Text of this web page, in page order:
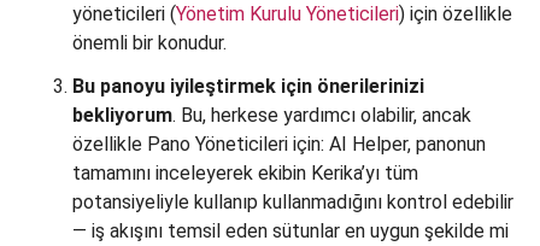
yöneticileri (Yönetim Kurulu Yöneticileri) için özellikle
önemli bir konudur.
Bu panoyu iyileştirmek için önerilerinizi
bekliyorum. Bu, herkese yardımcı olabilir, ancak
özellikle Pano Yöneticileri için: AI Helper, panonun
tamamını inceleyerek ekibin Kerika’yı tüm
potansiyeliyle kullanıp kullanmadığını kontrol edebilir
— iş akışını temsil eden sütunlar en uygun şekilde mi